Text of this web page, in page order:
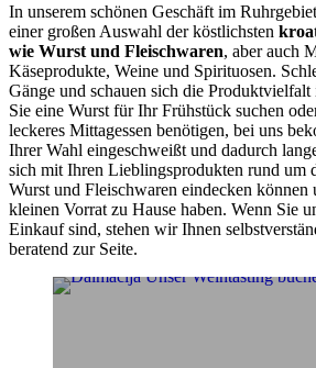
In unserem schönen Geschäft im
einer großen Auswahl der köstlichsten
wie Wurst und Fleischwaren, aber auch
Käseprodukte, Weine und Spirituosen.
Gänge und schauen sich die
Sie eine Wurst für Ihr Frühstück suchen
leckeres Mittagessen benötigen, bei uns
Ihrer Wahl eingeschweißt und dadurch
sich mit Ihren Lieblingsprodukten rund um
Wurst und Fleischwaren eindecken können
kleinen Vorrat zu Hause haben. Wenn Sie
Einkauf sind, stehen wir Ihnen
beratend zur Seite.